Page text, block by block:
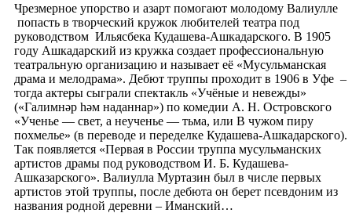
Чрезмерное упорство и азарт помогают молодому Валиулле
попасть в творческий кружок любителей театра под
руководством Ильясбека Кудашева-Ашкадарского. В 1905
году Ашкадарский из кружка создает профессиональную
театральную организацию и называет её «Мусульманская
драма и мелодрама». Дебют труппы проходит в 1906 в Уфе –
тогда актеры сыграли спектакль «Учёные и невежды»
(«Галимнәр hәм наданнар») по комедии А. Н. Островского
«Ученье — свет, а неученье — тьма, или В чужом пиру
похмелье» (в переводе и переделке Кудашева-Ашкадарского).
Так появляется «Первая в России труппа мусульманских
артистов драмы под руководством И. Б. Кудашева-
Ашказарского». Валиулла Муртазин был в числе первых
артистов этой труппы, после дебюта он берет псевдоним из
названия родной деревни – Иманский…